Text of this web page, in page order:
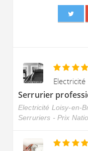
Serrurier
Electricité Loisy-en-
Serruriers - Prix